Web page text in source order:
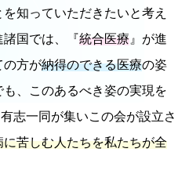
を知っていただきたいと考え
国では、『統合医療 』が進
の方が納得のできる医療の姿
も、このあるべき姿の実現を
志一同が集いこの会が設立さ
苦しむ人たちを私たちが全